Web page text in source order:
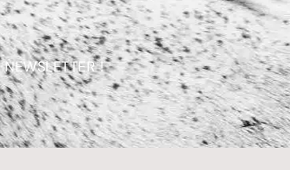
!